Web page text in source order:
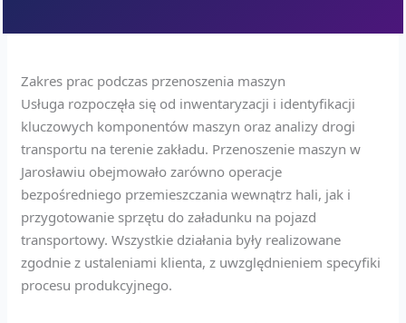
Zakres prac podczas przenoszenia maszyn
Usługa rozpoczęła się od inwentaryzacji i identyfikacji
kluczowych komponentów maszyn oraz analizy drogi
transportu na terenie zakładu. Przenoszenie maszyn w
Jarosławiu obejmowało zarówno operacje
bezpośredniego przemieszczania wewnątrz hali, jak i
przygotowanie sprzętu do załadunku na pojazd
transportowy. Wszystkie działania były realizowane
zgodnie z ustaleniami klienta, z uwzględnieniem specyfiki
procesu produkcyjnego.